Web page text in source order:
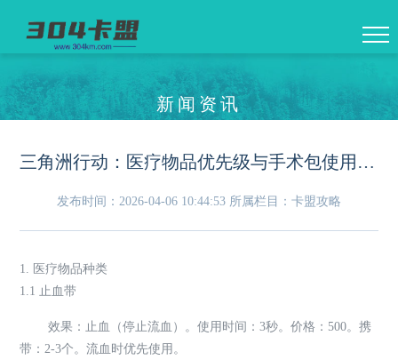
新闻资讯
三角洲行动：医疗物品优先级与手术包使用时机——残局保命指南
发布时间：2026-04-06 10:44:53 所属栏目：卡盟攻略
1. 医疗物品种类
1.1 止血带
效果：止血（停止流血）。使用时间：3秒。价格：500。携
带：2-3个。流血时优先使用。